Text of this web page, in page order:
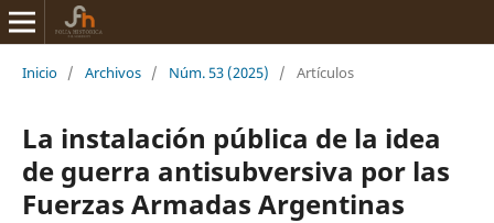
Inicio / Archivos / Núm. 53 (2025) / Artículos
La instalación pública de la idea
de guerra antisubversiva por las
Fuerzas Armadas Argentinas